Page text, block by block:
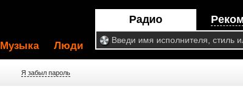
Радио
Музыка Люди
Я забыл пароль